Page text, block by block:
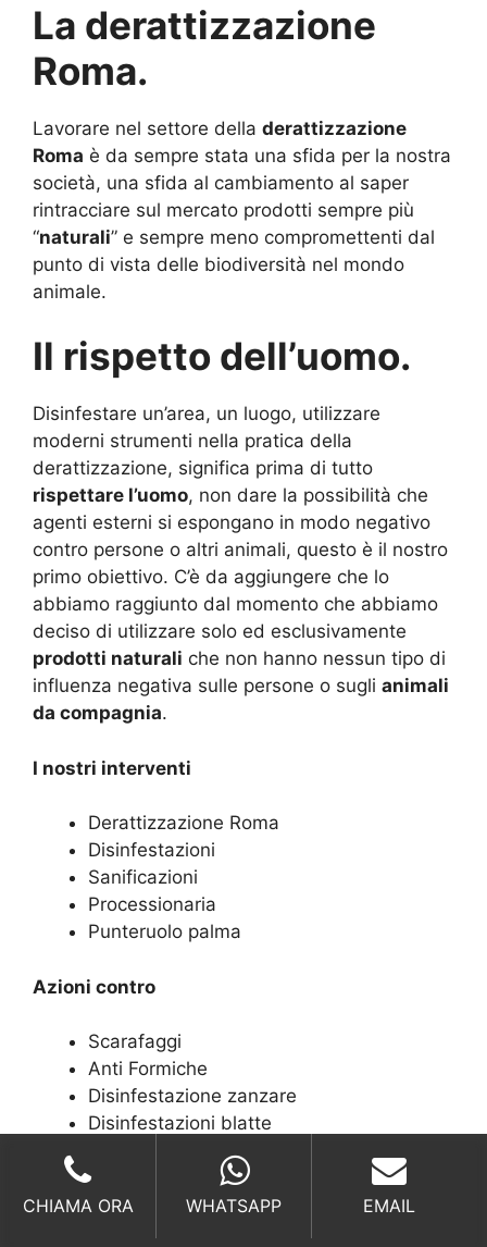
La derattizzazione
Roma.
Lavorare nel settore della derattizzazione
Roma è da sempre stata una sfida per la nostra
società, una sfida al cambiamento al saper
rintracciare sul mercato prodotti sempre più
“naturali” e sempre meno compromettenti dal
punto di vista delle biodiversità nel mondo
animale.
Il rispetto dell’uomo.
Disinfestare un’area, un luogo, utilizzare
moderni strumenti nella pratica della
derattizzazione, significa prima di tutto
rispettare l’uomo, non dare la possibilità che
agenti esterni si espongano in modo negativo
contro persone o altri animali, questo è il nostro
primo obiettivo. C’è da aggiungere che lo
abbiamo raggiunto dal momento che abbiamo
deciso di utilizzare solo ed esclusivamente
prodotti naturali che non hanno nessun tipo di
influenza negativa sulle persone o sugli animali
da compagnia.
I nostri interventi
Derattizzazione Roma
Disinfestazioni
Sanificazioni
Processionaria
Punteruolo palma
Azioni contro
Scarafaggi
Anti Formiche
Disinfestazione zanzare
Disinfestazioni blatte
Disinfestazioni tafani
Chiamateci per
CHIAMA ORA WHATSAPP EMAIL